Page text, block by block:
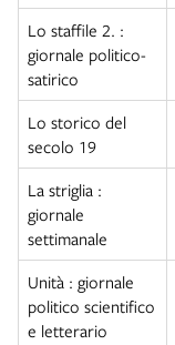
Lo staffile 2. :
giornale politico-
satirico
Lo storico del
secolo 19
La striglia :
giornale
settimanale
Unità : giornale
politico scientifico
e letterario